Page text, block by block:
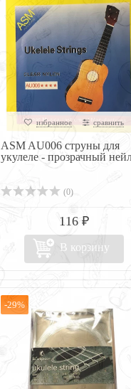
избранное сравнить
ASM AU006 струны для
укулеле - прозрачный
(0)
116 ₽
В корзину
-29%